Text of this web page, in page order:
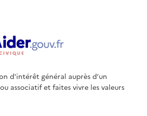
d'intérêt général auprès d’un
ou associatif et faites vivre les valeurs